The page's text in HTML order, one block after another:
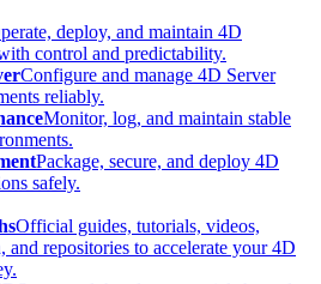
deploy, and maintain 4D
control and predictability.
Configure and manage 4D Server
reliably.
Monitor, log, and maintain stable
Package, secure, and deploy 4D
safely.
Official guides, tutorials, videos,
and repositories to accelerate your 4D